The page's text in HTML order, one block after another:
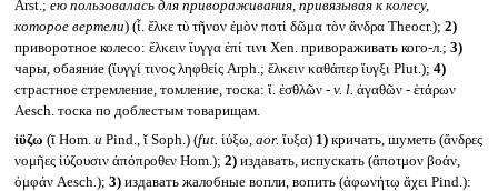
Arst.; ею пользовалась для привораживания, привязывая к колесу,
которое вертели) (ἶ. ἕλκε τὺ τῆνον ἐμὸν ποτὶ δῶμα τὸν ἄνδρα Theocr.); 2)
приворотное колесо: ἕλκειν ἴυγγα ἐπί τινι Xen. привораживать кого-л.; 3)
чары, обаяние (ἴυγγί τινος ληφθείς Arph.; ἕλκειν καθάπερ ἴυγξι Plut.); 4)
страстное стремление, томление, тоска: ἴ. ἐσθλῶν - v. l. ἀγαθῶν - ἑτάρων
Aesch. тоска по доблестым товарищам.
ἰϋζω (ῑ Hom. и Pind., ῐ Soph.) (fut. ἰύξω, aor. ἴυξα) 1)кричать, шуметь (ἄνδρες
νομῆες ἰύζουσιν ἀπόπροθεν Hom.); 2)издавать, испускать (ἄποτμον βοάν,
ὀμφάν Aesch.); 3)издавать жалобные вопли, вопить (ἀφωνήτῳ ἄχει Pind.):